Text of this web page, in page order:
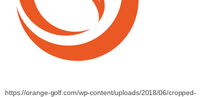
https://orange-golf.com/wp-content/uploads/2018/06/cropped-